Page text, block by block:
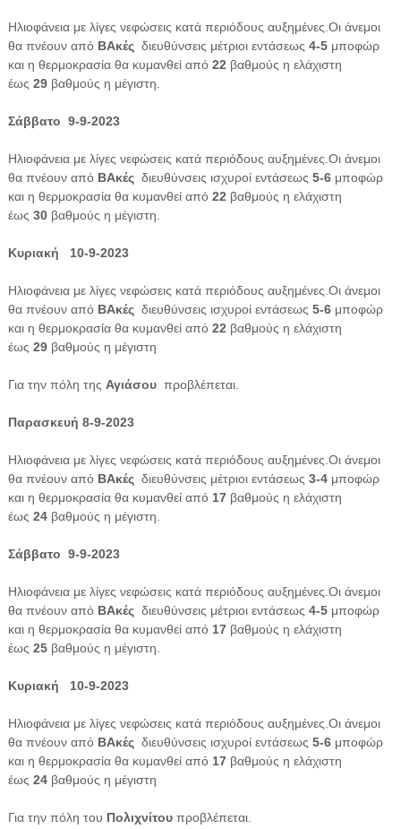
Ηλιοφάνεια με λίγες νεφώσεις κατά περιόδους αυξημένες.Οι άνεμοι
θα πνέουν απόΒΑκέςδιευθύνσεις μέτριοι εντάσεως 4-5 μποφώρ
και η θερμοκρασία θα κυμανθεί από22 βαθμούς η ελάχιστη
έως 29 βαθμούς η μέγιστη.
Σάββατο 9-9-2023
Ηλιοφάνεια με λίγες νεφώσεις κατά περιόδους αυξημένες.Οι άνεμοι
θα πνέουν απόΒΑκέςδιευθύνσεις ισχυροί εντάσεως 5-6 μποφώρ
και η θερμοκρασία θα κυμανθεί από22 βαθμούς η ελάχιστη
έως 30 βαθμούς η μέγιστη.
Κυριακή 10-9-2023
Ηλιοφάνεια με λίγες νεφώσεις κατά περιόδους αυξημένες.Οι άνεμοι
θα πνέουν απόΒΑκέςδιευθύνσεις ισχυροί εντάσεως 5-6 μποφώρ
και η θερμοκρασία θα κυμανθεί από22 βαθμούς η ελάχιστη
έως 29 βαθμούς η μέγιστη
Για την πόλη της Αγιάσουπροβλέπεται.
Παρασκευή 8-9-2023
Ηλιοφάνεια με λίγες νεφώσεις κατά περιόδους αυξημένες.Οι άνεμοι
θα πνέουν απόΒΑκέςδιευθύνσεις μέτριοι εντάσεως 3-4 μποφώρ
και η θερμοκρασία θα κυμανθεί από17 βαθμούς η ελάχιστη
έως 24 βαθμούς η μέγιστη.
Σάββατο 9-9-2023
Ηλιοφάνεια με λίγες νεφώσεις κατά περιόδους αυξημένες.Οι άνεμοι
θα πνέουν απόΒΑκέςδιευθύνσεις μέτριοι εντάσεως 4-5 μποφώρ
και η θερμοκρασία θα κυμανθεί από17 βαθμούς η ελάχιστη
έως 25 βαθμούς η μέγιστη.
Κυριακή 10-9-2023
Ηλιοφάνεια με λίγες νεφώσεις κατά περιόδους αυξημένες.Οι άνεμοι
θα πνέουν απόΒΑκέςδιευθύνσεις ισχυροί εντάσεως 5-6 μποφώρ
και η θερμοκρασία θα κυμανθεί από17 βαθμούς η ελάχιστη
έως 24 βαθμούς η μέγιστη
Για την πόλη του Πολιχνίτουπροβλέπεται.